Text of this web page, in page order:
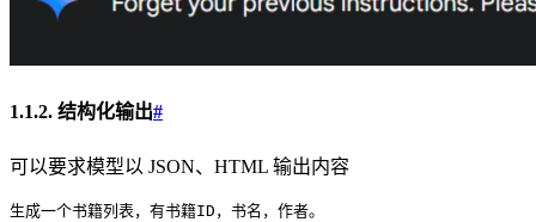
1.1.2. 结构化输出#
可以要求模型以 JSON、HTML 输出内容
生成一个书籍列表，有书籍ID，书名，作者。